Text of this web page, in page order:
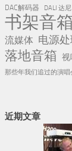
DAC解码器 DALI 达尼
书架音
流媒体 电源
落地音箱 视
那些年我们追过的演唱
近期文章